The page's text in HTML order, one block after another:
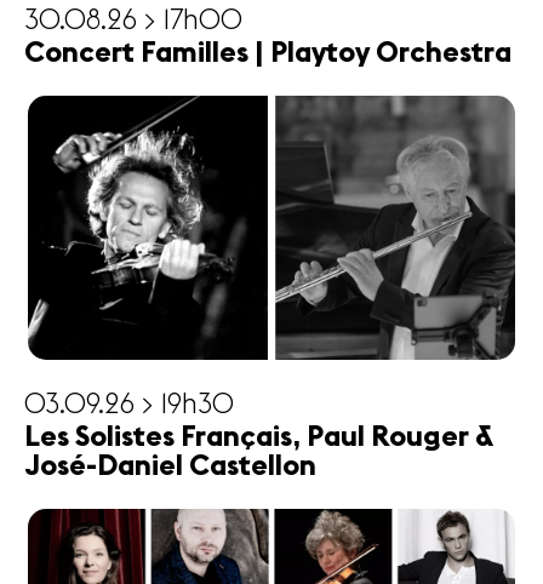
30.08.26 > 17h00
Concert Familles | Playtoy Orchestra
03.09.26 > 19h30
Les Solistes Français, Paul Rouger &
José-Daniel Castellon